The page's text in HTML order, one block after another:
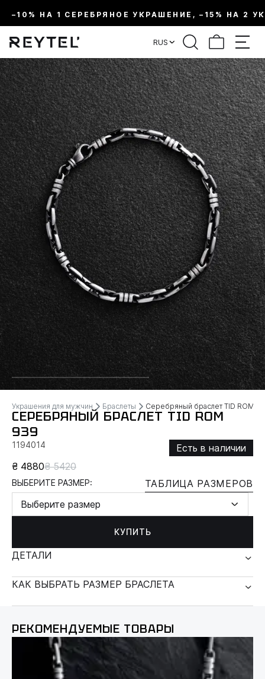
–10% НА 1 СЕРЕБРЯНОЕ УКРАШЕНИЕ, –15% НА 2
RUS
Украшения для мужчин Браслеты Серебряный браслет TID ROM
СЕРЕБРЯНЫЙ БРАСЛЕТ TID ROM
939
1194014
Есть в наличии
₴ 4880₴ 5420
ВЫБЕРИТЕ РАЗМЕР:
ТАБЛИЦА РАЗМЕРОВ
Выберите размер
КУПИТЬ
ДЕТАЛИ
КАК ВЫБРАТЬ РАЗМЕР БРАСЛЕТА
РЕКОМЕНДУЕМЫЕ ТОВАРЫ